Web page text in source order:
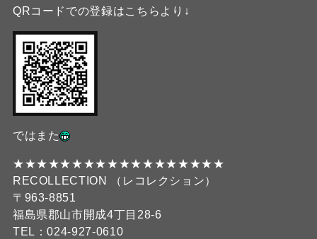
QRコードでの登録はこちらより↓
ではまた
★★★★★★★★★★★★★★★★★★
RECOLLECTION （レコレクション）
〒963-8851
福島県郡山市開成4丁目28-6
TEL：024-927-0610